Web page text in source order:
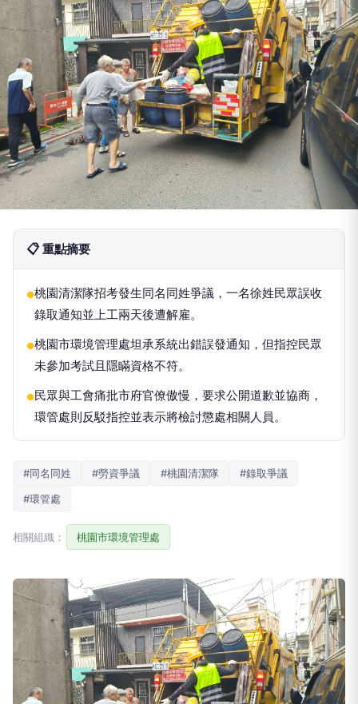
📋 重點摘要
●桃園清潔隊招考發生同名同姓爭議，一名徐姓民眾誤收
錄取通知並上工兩天後遭解雇。
●桃園市環境管理處坦承系統出錯誤發通知，但指控民眾
未參加考試且隱瞞資格不符。
●民眾與工會痛批市府官僚傲慢，要求公開道歉並協商，
環管處則反駁指控並表示將檢討懲處相關人員。
#同名同姓 #勞資爭議 #桃園清潔隊
#錄取爭議
#環管處
相關組織： 桃園市環境管理處